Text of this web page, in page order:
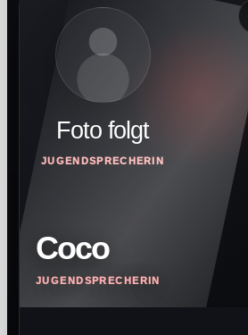
Foto folgt
JUGENDSPRECHERIN
Coco
JUGENDSPRECHERIN